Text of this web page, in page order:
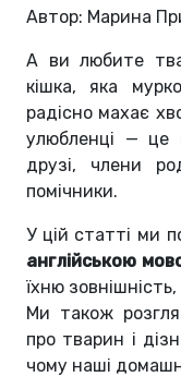
Автор: Марина
А ви любите
кішка, яка
радісно махає
улюбленці — це
друзі, члени
помічники.
У цій статті ми
англійською
їхню
Ми також
про тварин і
чому наші